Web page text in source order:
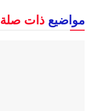
مواضيع ذات صلة